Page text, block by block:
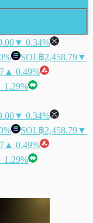
▼ 0.34%
SOL฿2,458.79▼
▲ 0.49%
1.29%
▼ 0.34%
SOL฿2,458.79▼
▲ 0.49%
1.29%